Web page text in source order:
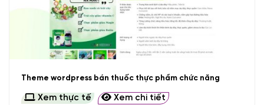
Theme wordpress bán thuốc thực phẩm chức năng
Xem thực tế Xem chi tiết